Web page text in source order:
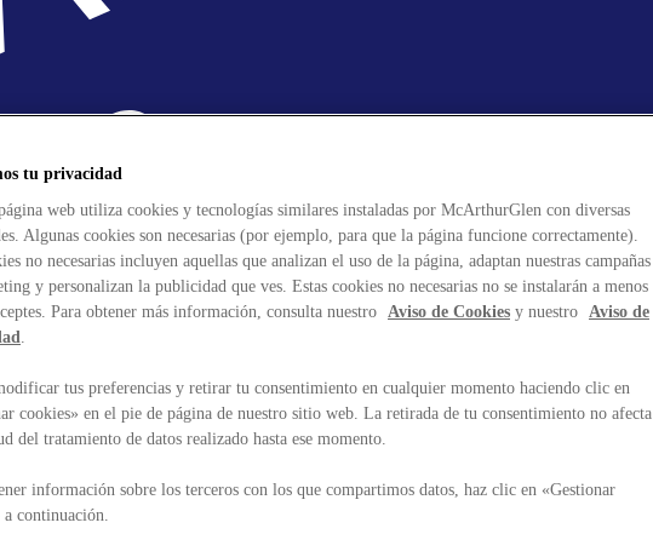
tu privacidad
web utiliza cookies y tecnologías similares instaladas por McArthurGlen con diversas
Algunas cookies son necesarias (por ejemplo, para que la página funcione correctamente).
no necesarias incluyen aquellas que analizan el uso de la página, adaptan nuestras campañas
y personalizan la publicidad que ves. Estas cookies no necesarias no se instalarán a menos
Para obtener más información, consulta nuestro Aviso de Cookies y nuestro Aviso de
.
tus preferencias y retirar tu consentimiento en cualquier momento haciendo clic en
cookies» en el pie de página de nuestro sitio web. La retirada de tu consentimiento no afecta
del tratamiento de datos realizado hasta ese momento.
información sobre los terceros con los que compartimos datos, haz clic en «Gestionar
a continuación.